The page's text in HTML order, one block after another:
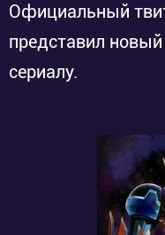
Официальный
представил
сериалу.